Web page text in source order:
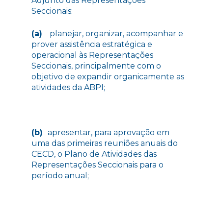
Seccionais:
(a) planejar, organizar, acompanhar e
prover assistência estratégica e
operacional às Representações
Seccionais, principalmente com o
objetivo de expandir organicamente as
atividades da ABPI;
(b)apresentar, para aprovação em
uma das primeiras reuniões anuais do
CECD, o Plano de Atividades das
Representações Seccionais para o
período anual;